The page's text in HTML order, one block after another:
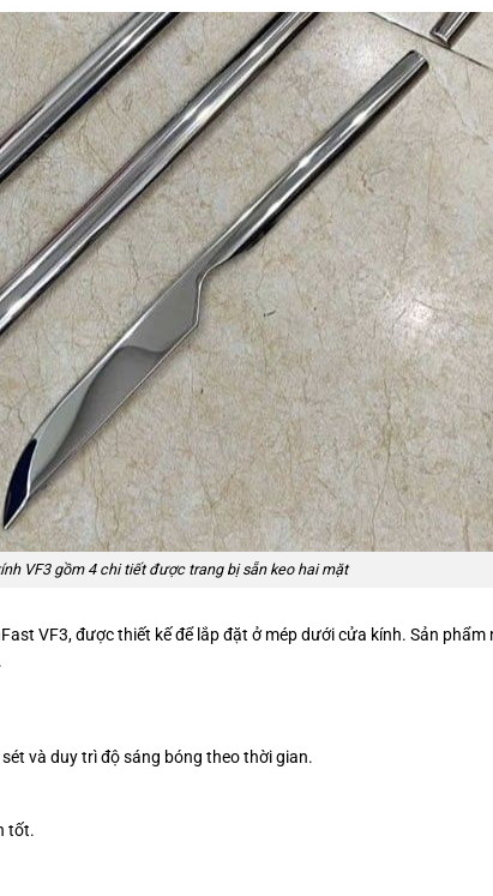
VF3 gồm 4 chi tiết được trang bị sẵn keo hai mặt
VF3, được thiết kế để lắp đặt ở mép dưới cửa kính. Sản
và duy trì độ sáng bóng theo thời gian.
tốt.